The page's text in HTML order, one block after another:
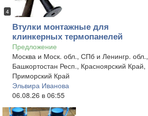
4
Втулки монтажные для
клинкерных термопанелей
Предложение
Москва и Моск. обл., СПб и Ленингр. обл.,
Башкортостан Респ., Красноярский Край,
Приморский Край
Эльвира Иванова
06.08.26 в 06:55